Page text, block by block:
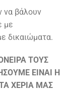
να βάλουν
με
δικαιώματα.
ΤΟΥΣ
ΕΙΝΑΙ Η
ΧΕΡΙΑ ΜΑΣ